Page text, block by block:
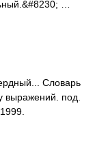
…
Словарь
выражений. под.